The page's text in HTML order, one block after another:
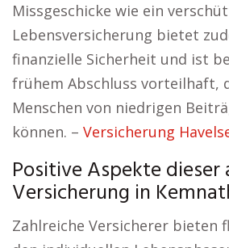
Missgeschicke wie ein
Lebensversicherung bietet
finanzielle Sicherheit und ist
frühem Abschluss vorteilhaft,
Menschen von niedrigen
können. – Versicherung
Positive Aspekte
Versicherung in
Zahlreiche Versicherer bieten